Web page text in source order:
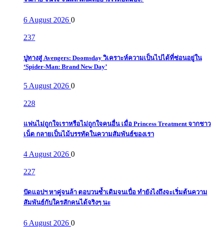
6 August 2026 0
237
ปูทางสู่ Avengers: Doomsday วิเคราะห์ความเป็นไปได้ที่ซ่อนอยู่ใน
‘Spider-Man: Brand New Day’
5 August 2026 0
228
แฟนไม่ถูกใจเราหรือไม่ถูกใจคนอื่น เมื่อ Princess Treatment จากชาว
เน็ต กลายเป็นไม้บรรทัดในความสัมพันธ์ของเรา
4 August 2026 0
227
ปัดแอปฯ หาคู่จนล้า ตอบวนซ้ำเดิมจนเบื่อ ทำยังไงถึงจะเริ่มต้นความ
สัมพันธ์กับใครสักคนได้จริงๆ นะ
6 August 2026 0